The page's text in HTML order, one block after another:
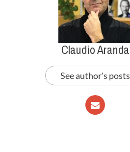
Claudio Aranda
See author's posts